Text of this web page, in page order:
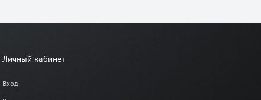
Личный кабинет
Вход